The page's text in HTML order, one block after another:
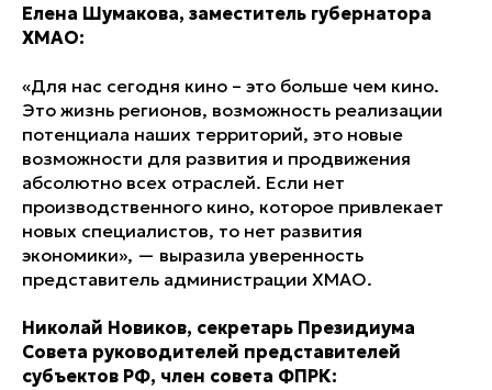
Елена Шумакова, заместитель губернатора
ХМАО:
«Для нас сегодня кино – это больше чем кино.
Это жизнь регионов, возможность реализации
потенциала наших территорий, это новые
возможности для развития и продвижения
абсолютно всех отраслей. Если нет
производственного кино, которое привлекает
новых специалистов, то нет развития
экономики», — выразила уверенность
представитель администрации ХМАО.
Николай Новиков, секретарь Президиума
Совета руководителей представителей
субъектов РФ, член совета ФПРК: